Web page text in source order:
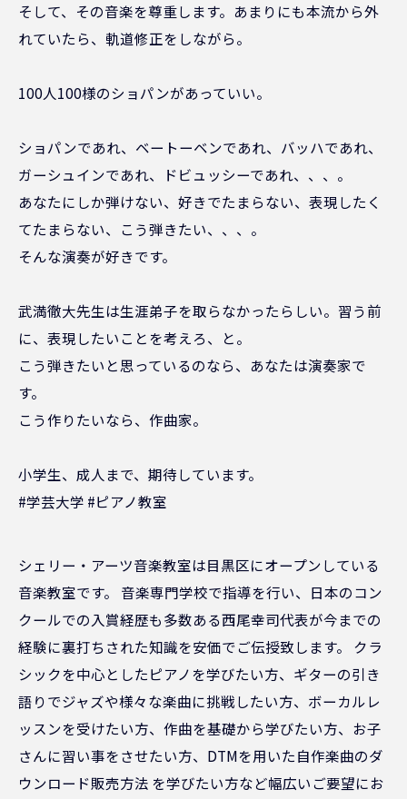
そして、その音楽を尊重します。あまりにも本流から外
れていたら、軌道修正をしながら。
100人100様のショパンがあっていい。
ショパンであれ、ベートーベンであれ、バッハであれ、
ガーシュインであれ、ドビュッシーであれ、、、。
あなたにしか弾けない、好きでたまらない、表現したく
てたまらない、こう弾きたい、、、。
そんな演奏が好きです。
武満徹大先生は生涯弟子を取らなかったらしい。習う前
に、表現したいことを考えろ、と。
こう弾きたいと思っているのなら、あなたは演奏家で
す。
こう作りたいなら、作曲家。
小学生、成人まで、期待しています。
#学芸大学 #ピアノ教室
シェリー・アーツ音楽教室は目黒区にオープンしている
音楽教室です。 音楽専門学校で指導を行い、日本のコン
クールでの入賞経歴も多数ある西尾幸司代表が今までの
経験に裏打ちされた知識を安価でご伝授致します。 クラ
シックを中心としたピアノを学びたい方、ギターの引き
語りでジャズや様々な楽曲に挑戦したい方、ボーカルレ
ッスンを受けたい方、作曲を基礎から学びたい方、お子
さんに習い事をさせたい方、DTMを用いた自作楽曲のダ
ウンロード販売方法 を学びたい方など幅広いご要望にお